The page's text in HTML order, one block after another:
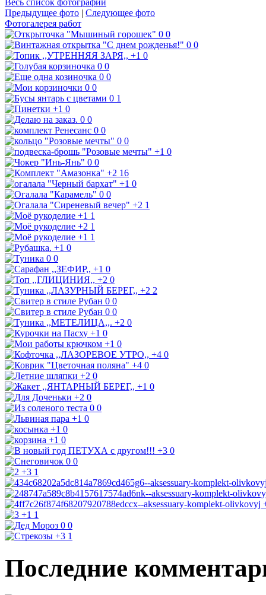
Весь список фотографий
Предыдущее фото | Следующее фото
Фотогалерея работ
0 0
0 0
+1 0
0 0
0 0
0 0
0 1
+1 0
0 0
0 0
0 0
+1 0
0 0
+2 16
+1 0
0 0
+2 1
+1 1
+2 1
+1 1
+1 0
0 0
+1 0
+2 0
+2 2
0 0
0 0
+2 0
+1 0
+1 0
+4 0
+4 0
+2 0
+1 0
+2 0
0 0
+1 0
+1 0
+1 0
+3 0
0 0
+3 1
+1 1
0 0
+3 1
Последние